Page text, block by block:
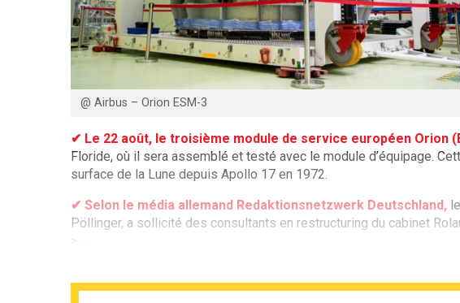
@ Airbus – Orion ESM-3
✔ Le 22 août, le troisième module de service européen Orion
Floride, où il sera assemblé et testé avec le module d’équipage.
surface de la Lune depuis Apollo 17 en 1972.
✔ Selon le média allemand Redaktionsnetzwerk Deutschland,
Pöllinger, a sollicité des consultants en restructuring du cabinet
> ...